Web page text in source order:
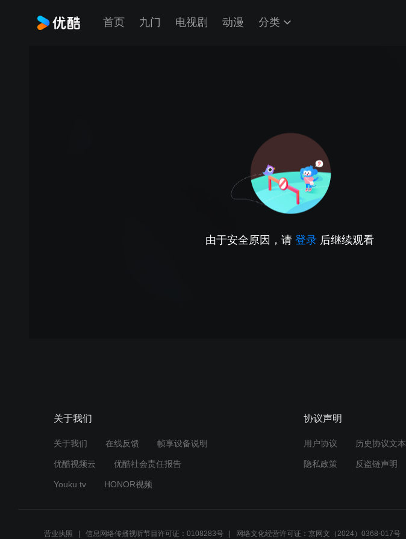
首页 九门 电视剧 动漫 分类
由于安全原因，请 登录 后继续观看
关于我们
关于我们 在线反馈 帧享设备说明
优酷视频云 优酷社会责任报告
Youku.tv HONOR视频
协议声明
用户协议 历史协议文本
隐私政策 反盗链声明
营业执照 信息网络传播视听节目许可证：0108283号 网络文化经营许可证：京网文（2024）0368-017号